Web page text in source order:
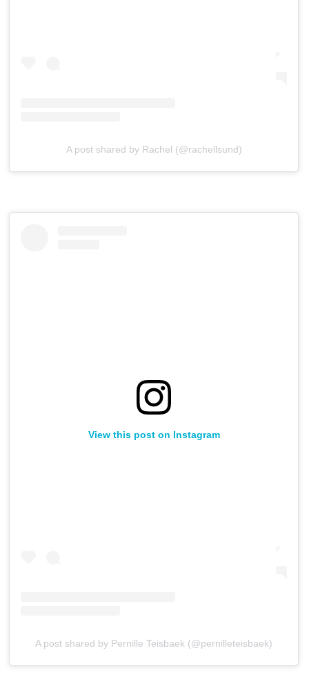
A post shared by Rachel (@rachellsund)
View this post on Instagram
A post shared by Pernille Teisbaek (@pernilleteisbaek)